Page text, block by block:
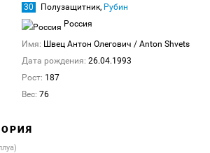
30 Полузащитник, Рубин
Россия
Имя: Швец Антон Олегович / Anton Shvets
Дата рождения: 26.04.1993
Рост: 187
Вес: 76